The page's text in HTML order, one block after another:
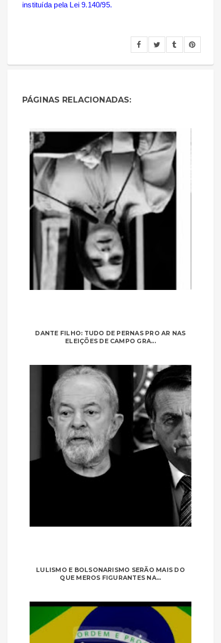
instituída pela Lei 9.140/95.
PÁGINAS RELACIONADAS:
DANTE FILHO: TUDO DE PERNAS PRO AR NAS
ELEIÇÕES DE CAMPO GRA...
LULISMO E BOLSONARISMO SERÃO MAIS DO
QUE MEROS FIGURANTES NA...